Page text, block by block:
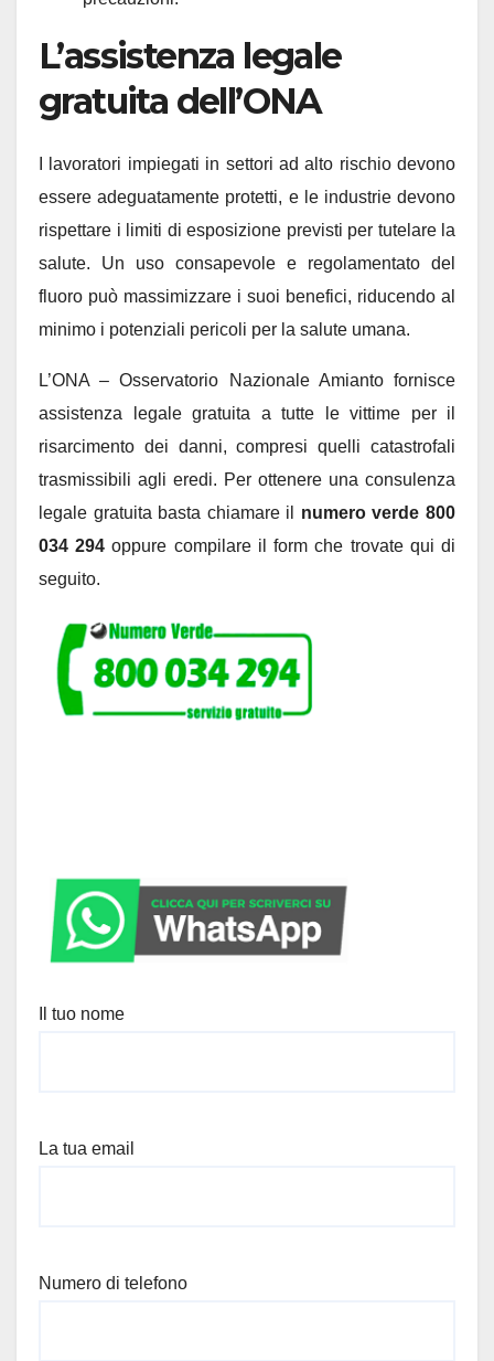
L’assistenza legale
gratuita dell’ONA
I lavoratori impiegati in settori ad alto rischio devono
essere adeguatamente protetti, e le industrie devono
rispettare i limiti di esposizione previsti per tutelare la
salute. Un uso consapevole e regolamentato del
fluoro può massimizzare i suoi benefici, riducendo al
minimo i potenziali pericoli per la salute umana.
L’ONA – Osservatorio Nazionale Amianto fornisce
assistenza legale gratuita a tutte le vittime per il
risarcimento dei danni, compresi quelli catastrofali
trasmissibili agli eredi. Per ottenere una consulenza
legale gratuita basta chiamare il numero verde 800
034 294 oppure compilare il form che trovate qui di
seguito.
Il tuo nome
La tua email
Numero di telefono